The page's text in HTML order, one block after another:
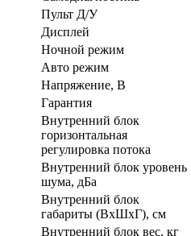
Пульт Д/У
Дисплей
Ночной режим
Авто режим
Напряжение, В
Гарантия
Внутренний блок
горизонтальная
регулировка потока
Внутренний блок уровень
шума, дБа
Внутренний блок
габариты (ВхШхГ), см
Внутренний блок вес, кг